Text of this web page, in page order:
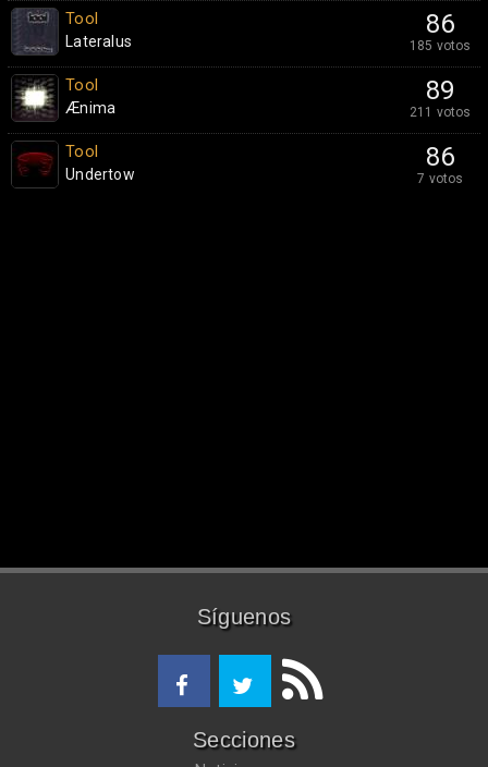
86
185 votos
Tool
Lateralus
89
211 votos
Tool
Ænima
86
7 votos
Tool
Undertow
Síguenos
Secciones